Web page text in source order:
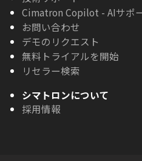
Cimatron Copilot - AIサポ
お問い合わせ
デモのリクエスト
無料トライアルを開始
リセラー検索
シマトロンについて
採用情報